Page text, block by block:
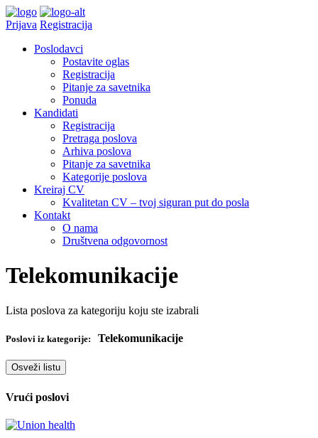
Prijava Registracija
Poslodavci
Postavite oglas
Registracija
Pitanje za savetnika
Ponuda
Kandidati
Registracija
Pretraga poslova
Arhiva poslova
Pitanje za savetnika
Kategorije poslova
Kreiraj CV
Kvalitetan CV – tvoj siguran put do posla
Kontakt
O nama
Društvena odgovornost
Telekomunikacije
Lista poslova za kategoriju koju ste izabrali
Poslovi iz kategorije: Telekomunikacije
Osveži listu
Vrući poslovi